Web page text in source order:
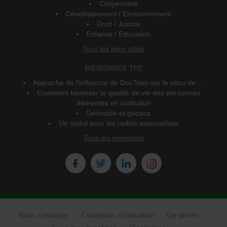
Citoyenneté
Développement / Environnement
Droit / Justice
Enfance / Education
Tous les liens utiles
MÉMOIRES TFE
Approche de l'influence de DocToon sur le vécu de ...
Comment favoriser la qualité de vie des personnes
démentes en institution
Génocide et gacaca
Un statut pour les radios associatives
Tous les mémoires
Nous contacter Conditions d'utilisation
Vie privée